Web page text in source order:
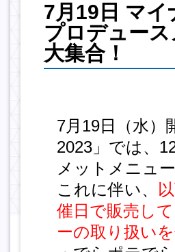
7月19日 マ
プロデュー
大集合！
7月19日（水）
2023」では、
メットメニュ
これに伴い、
催日で販売し
ーの取り扱い